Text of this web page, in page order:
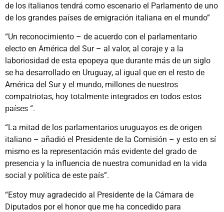
de los italianos tendrá como escenario el Parlamento de uno
de los grandes países de emigración italiana en el mundo”
“Un reconocimiento – de acuerdo con el parlamentario
electo en América del Sur – al valor, al coraje y a la
laboriosidad de esta epopeya que durante más de un siglo
se ha desarrollado en Uruguay, al igual que en el resto de
América del Sur y el mundo, millones de nuestros
compatriotas, hoy totalmente integrados en todos estos
países “.
“La mitad de los parlamentarios uruguayos es de origen
italiano – añadió el Presidente de la Comisión – y esto en sí
mismo es la representación más evidente del grado de
presencia y la influencia de nuestra comunidad en la vida
social y política de este país”.
“Estoy muy agradecido al Presidente de la Cámara de
Diputados por el honor que me ha concedido para